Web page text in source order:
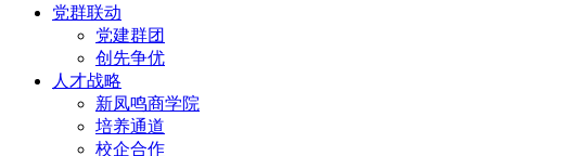
党群联动
党建群团
创先争优
人才战略
新凤鸣商学院
培养通道
校企合作